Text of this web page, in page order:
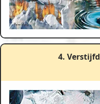
4. Verstijfd